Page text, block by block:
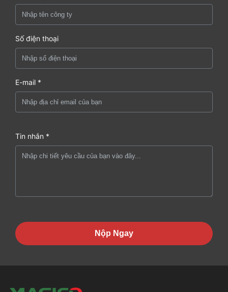
Số điện thoại
E-mail *
Tin nhắn *
Nộp Ngay